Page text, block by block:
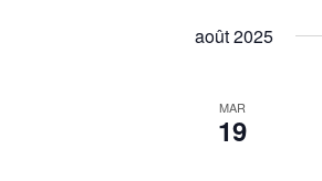
août 2025
MAR
19